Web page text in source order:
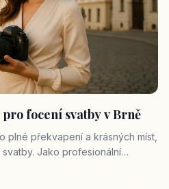
focení svatby v Brně
plné překvapení a krásných míst,
Jako profesionální
řadu svatebních obřadů a